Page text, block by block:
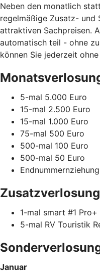
Neben den monatlich
regelmäßige Zusatz- und
attraktiven Sachpreisen.
automatisch teil - ohne
können Sie jederzeit
5-mal 5.000 Euro
15-mal 2.500 Euro
15-mal 1.000 Euro
75-mal 500 Euro
500-mal 100 Euro
500-mal 50 Euro
1-mal smart #1 Pro+
5-mal RV Touristik
Januar